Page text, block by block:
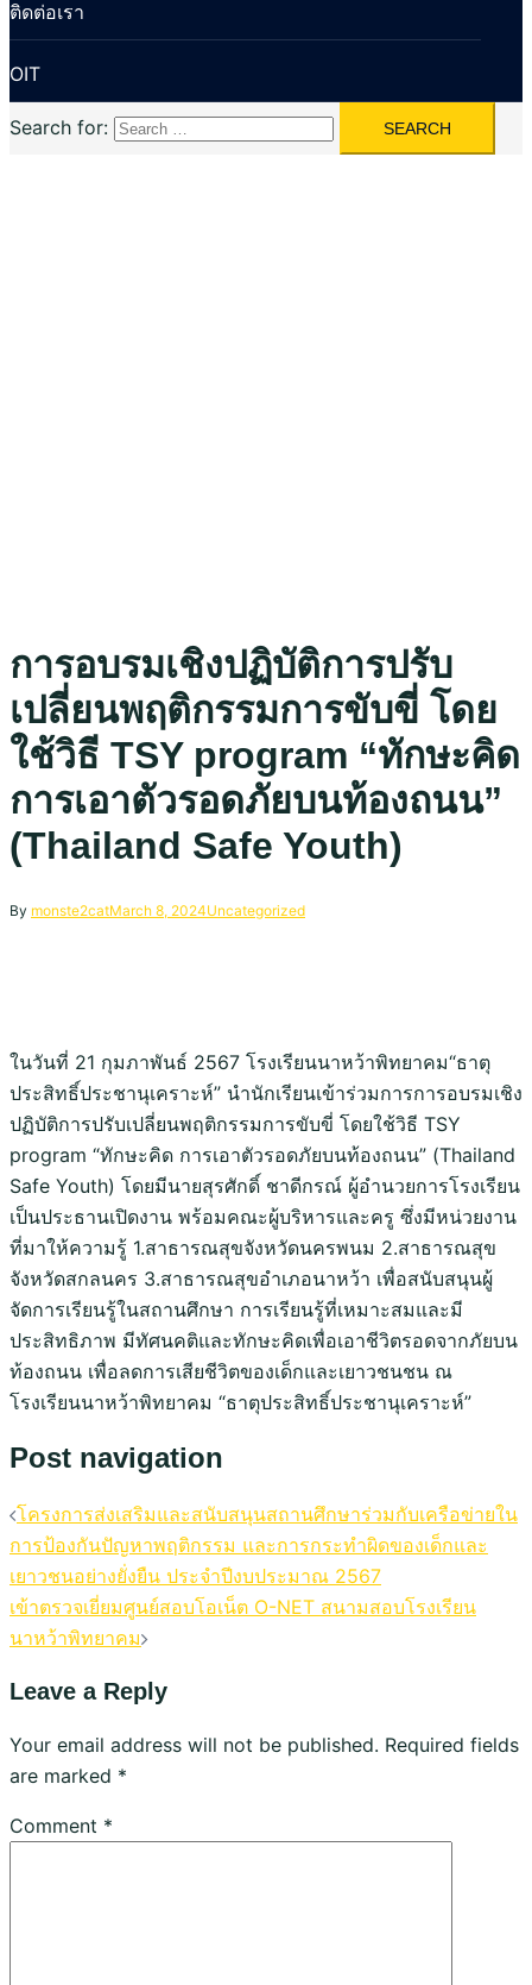
ติดต่อเรา
OIT
Search for:
การอบรมเชิงปฏิบัติการปรับ
เปลี่ยนพฤติกรรมการขับขี่ โดย
ใช้วิธี TSY program “ทักษะคิด
การเอาตัวรอดภัยบนท้องถนน”
(Thailand Safe Youth)
By monste2catMarch 8, 2024Uncategorized
ในวันที่ 21 กุมภาพันธ์ 2567 โรงเรียนนาหว้าพิทยาคม“ธาตุ
ประสิทธิ์ประชานุเคราะห์” นำนักเรียนเข้าร่วมการการอบรมเชิง
ปฏิบัติการปรับเปลี่ยนพฤติกรรมการขับขี่ โดยใช้วิธี TSY
program “ทักษะคิด การเอาตัวรอดภัยบนท้องถนน” (Thailand
Safe Youth) โดยมีนายสุรศักดิ์ ชาดีกรณ์ ผู้อำนวยการโรงเรียน
เป็นประธานเปิดงาน พร้อมคณะผู้บริหารและครู ซึ่งมีหน่วยงาน
ที่มาให้ความรู้ 1.สาธารณสุขจังหวัดนครพนม 2.สาธารณสุข
จังหวัดสกลนคร 3.สาธารณสุขอำเภอนาหว้า เพื่อสนับสนุนผู้
จัดการเรียนรู้ในสถานศึกษา การเรียนรู้ที่เหมาะสมและมี
ประสิทธิภาพ มีทัศนคติและทักษะคิดเพื่อเอาชีวิตรอดจากภัยบน
ท้องถนน เพื่อลดการเสียชีวิตของเด็กและเยาวชนชน ณ
โรงเรียนนาหว้าพิทยาคม “ธาตุประสิทธิ์ประชานุเคราะห์”
Post navigation
โครงการส่งเสริมและสนับสนุนสถานศึกษาร่วมกับเครือข่ายใน
การป้องกันปัญหาพฤติกรรม และการกระทำผิดของเด็กและ
เยาวชนอย่างยั่งยืน ประจำปีงบประมาณ 2567
เข้าตรวจเยี่ยมศูนย์สอบโอเน็ต O-NET สนามสอบโรงเรียน
นาหว้าพิทยาคม
Leave a Reply
Your email address will not be published. Required fields
are marked *
Comment *